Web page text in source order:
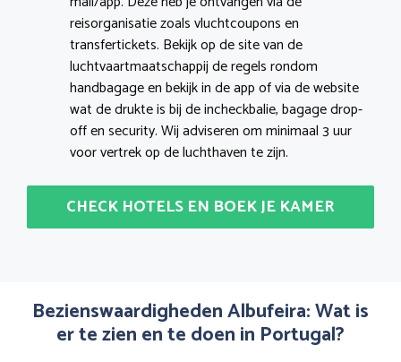
reisorganisatie zoals vluchtcoupons en
transfertickets. Bekijk op de site van de
luchtvaartmaatschappij de regels rondom
handbagage en bekijk in de app of via de website
wat de drukte is bij de incheckbalie, bagage drop-
off en security. Wij adviseren om minimaal 3 uur
voor vertrek op de luchthaven te zijn.
CHECK HOTELS EN BOEK JE KAMER
Bezienswaardigheden Albufeira: Wat is
er te zien en te doen in Portugal?